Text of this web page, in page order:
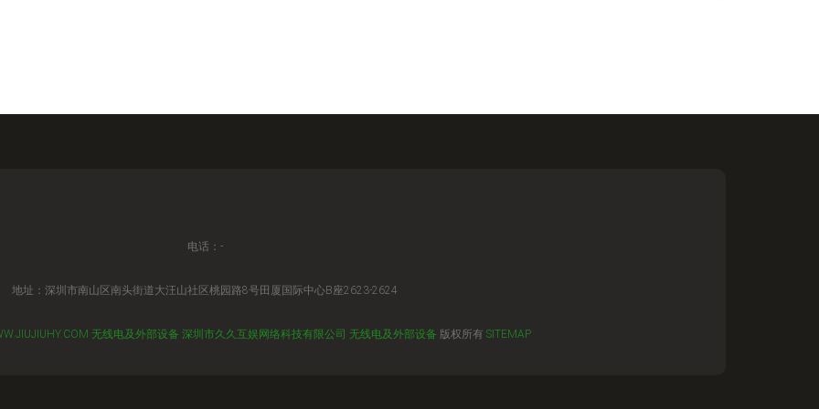
电话：-
地址：深圳市南山区南头街道大汪山社区桃园路8号田厦国际中心B座2623-2624
无线电及外部设备 深圳市久久互娱网络科技有限公司 无线电及外部设备 版权所有 SITEMAP